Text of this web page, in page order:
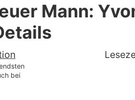
verwalten
Mann:
bei